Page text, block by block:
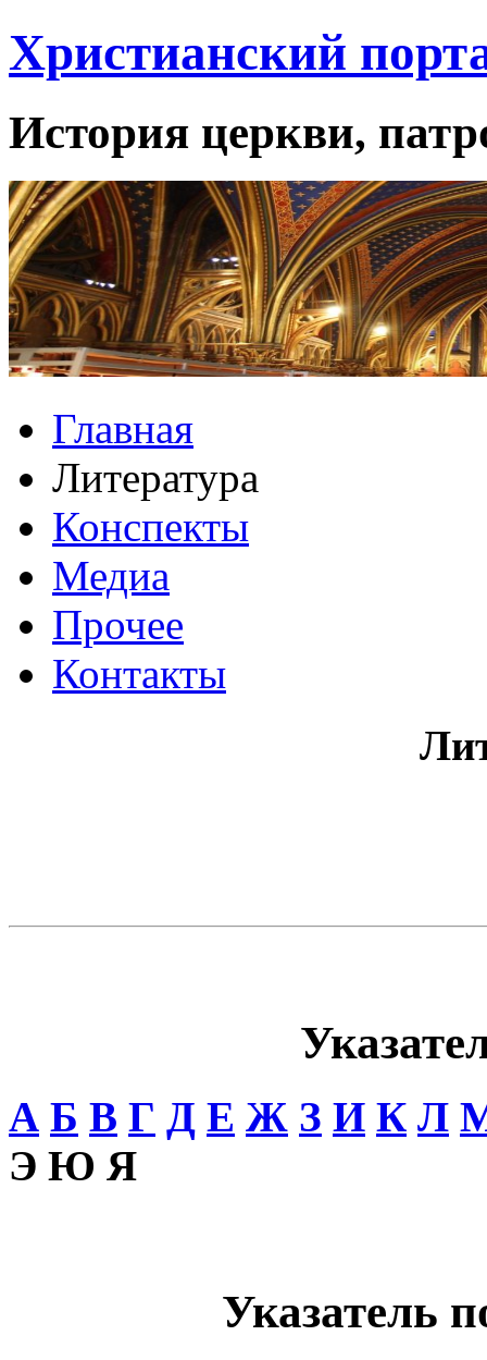
Христианский
История церкви,
Главная
Литература
Конспекты
Медиа
Прочее
Контакты
А Б В Г Д Е Ж З И К Л
Э Ю Я
Указатель